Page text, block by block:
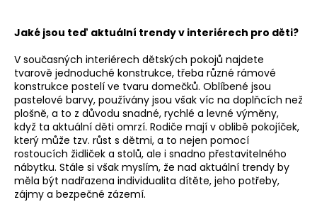
Jaké jsou teď aktuální trendy v interiérech pro děti?
V současných interiérech dětských pokojů najdete
tvarově jednoduché konstrukce, třeba různé rámové
konstrukce postelí ve tvaru domečků. Oblíbené jsou
pastelové barvy, používány jsou však víc na doplňcích než
plošně, a to z důvodu snadné, rychlé a levné výměny,
když ta aktuální děti omrzí. Rodiče mají v oblibě pokojíček,
který může tzv. růst s dětmi, a to nejen pomocí
rostoucích židliček a stolů, ale i snadno přestavitelného
nábytku. Stále si však myslím, že nad aktuální trendy by
měla být nadřazena individualita dítěte, jeho potřeby,
zájmy a bezpečné zázemí.